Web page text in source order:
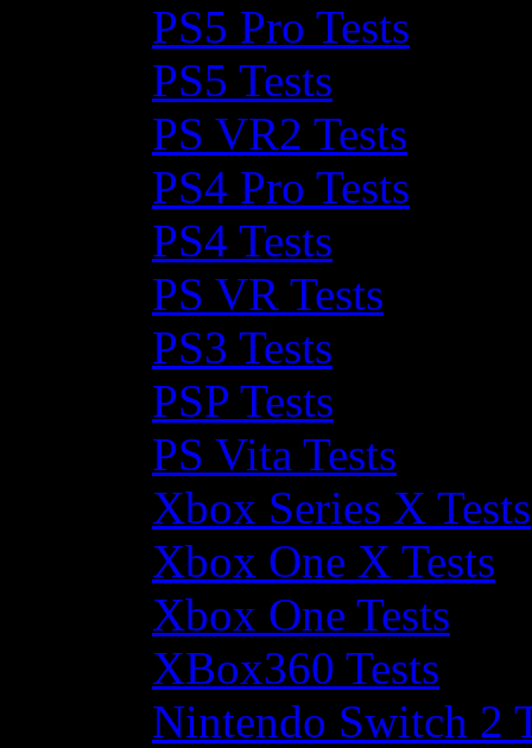
PS5 Pro Tests
PS5 Tests
PS VR2 Tests
PS4 Pro Tests
PS4 Tests
PS VR Tests
PS3 Tests
PSP Tests
PS Vita Tests
Xbox Series X Tests
Xbox One X Tests
Xbox One Tests
XBox360 Tests
Nintendo Switch 2